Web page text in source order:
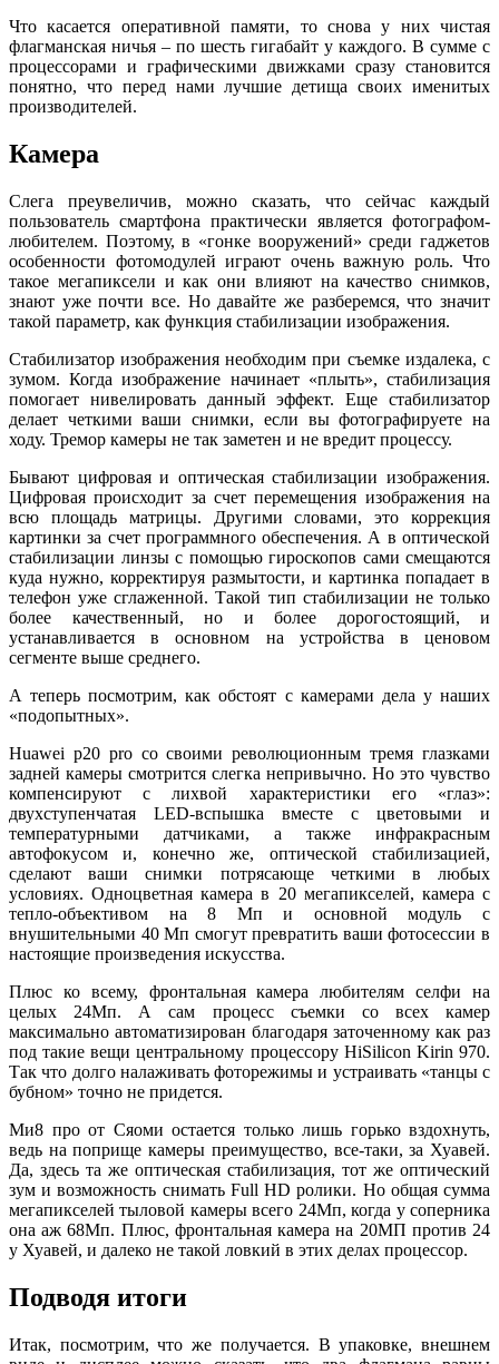
Что касается оперативной памяти, то снова у них чистая
флагманская ничья – по шесть гигабайт у каждого. В сумме с
процессорами и графическими движками сразу становится
понятно, что перед нами лучшие детища своих именитых
производителей.
Камера
Слега преувеличив, можно сказать, что сейчас каждый
пользователь смартфона практически является фотографом-
любителем. Поэтому, в «гонке вооружений» среди гаджетов
особенности фотомодулей играют очень важную роль. Что
такое мегапиксели и как они влияют на качество снимков,
знают уже почти все. Но давайте же разберемся, что значит
такой параметр, как функция стабилизации изображения.
Стабилизатор изображения необходим при съемке издалека, с
зумом. Когда изображение начинает «плыть», стабилизация
помогает нивелировать данный эффект. Еще стабилизатор
делает четкими ваши снимки, если вы фотографируете на
ходу. Тремор камеры не так заметен и не вредит процессу.
Бывают цифровая и оптическая стабилизации изображения.
Цифровая происходит за счет перемещения изображения на
всю площадь матрицы. Другими словами, это коррекция
картинки за счет программного обеспечения. А в оптической
стабилизации линзы с помощью гироскопов сами смещаются
куда нужно, корректируя размытости, и картинка попадает в
телефон уже сглаженной. Такой тип стабилизации не только
более качественный, но и более дорогостоящий, и
устанавливается в основном на устройства в ценовом
сегменте выше среднего.
А теперь посмотрим, как обстоят с камерами дела у наших
«подопытных».
Huawei p20 pro со своими революционным тремя глазками
задней камеры смотрится слегка непривычно. Но это чувство
компенсируют с лихвой характеристики его «глаз»:
двухступенчатая LED-вспышка вместе с цветовыми и
температурными датчиками, а также инфракрасным
автофокусом и, конечно же, оптической стабилизацией,
сделают ваши снимки потрясающе четкими в любых
условиях. Одноцветная камера в 20 мегапикселей, камера с
тепло-объективом на 8 Мп и основной модуль с
внушительными 40 Мп смогут превратить ваши фотосессии в
настоящие произведения искусства.
Плюс ко всему, фронтальная камера любителям селфи на
целых 24Мп. А сам процесс съемки со всех камер
максимально автоматизирован благодаря заточенному как раз
под такие вещи центральному процессору HiSilicon Kirin 970.
Так что долго налаживать фоторежимы и устраивать «танцы с
бубном» точно не придется.
Ми8 про от Сяоми остается только лишь горько вздохнуть,
ведь на поприще камеры преимущество, все-таки, за Хуавей.
Да, здесь та же оптическая стабилизация, тот же оптический
зум и возможность снимать Full HD ролики. Но общая сумма
мегапикселей тыловой камеры всего 24Мп, когда у соперника
она аж 68Мп. Плюс, фронтальная камера на 20МП против 24
у Хуавей, и далеко не такой ловкий в этих делах процессор.
Подводя итоги
Итак, посмотрим, что же получается. В упаковке, внешнем